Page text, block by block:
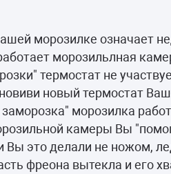
машины
морозилке означает
морозильлная
термостат не
новый термостат
морозилка
камеры Вы
это делали не ножом,
фреона вытекла и его